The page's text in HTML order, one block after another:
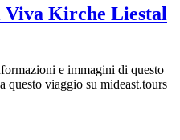
Viva Kirche Liestal
e immagini di questo
questo viaggio su mideast.tours